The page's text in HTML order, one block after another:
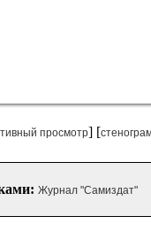
просмотр] [
Журнал "Самиздат"